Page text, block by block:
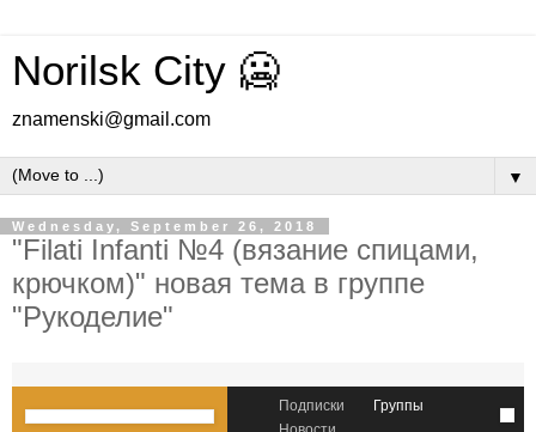
Norilsk City 🥶
znamenski@gmail.com
▼
Wednesday, September 26, 2018
"Filati Infanti №4 (вязание спицами,
крючком)" новая тема в группе
"Рукоделие"
Подписки
Группы